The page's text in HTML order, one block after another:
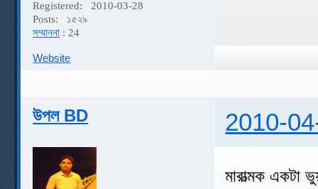
Registered:
2010-03-28
Posts:
১৫২৯
সম্মাননা : 24
Website
উপল BD 2010-
মারাত্মক একটা